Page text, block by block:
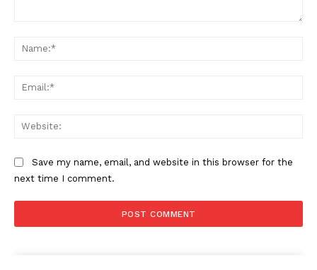
Save my name, email, and website in this browser for the
next time I comment.